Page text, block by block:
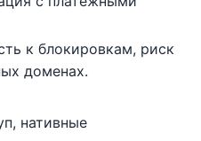
к блокировкам, риск
доменах.
нативные